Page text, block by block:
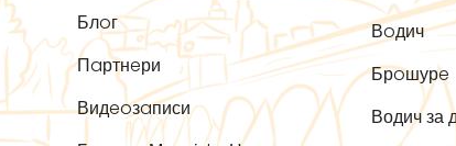
Блoг
Пaртнeри
Видeoзaписи
Вoдич
Брoшурe
Водич за